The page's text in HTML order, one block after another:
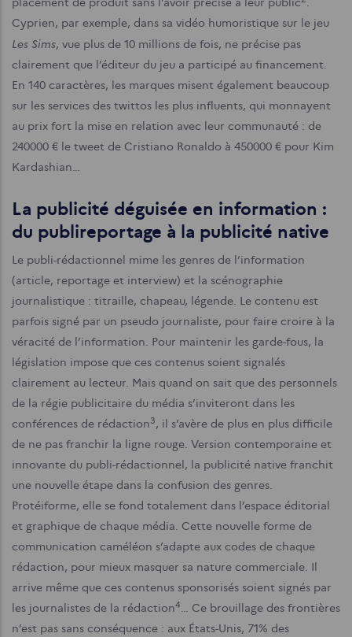
Cyprien, par exemple, dans sa vidéo humoristique sur le jeu
Les Sims, vue plus de 10 millions de fois, ne précise pas
clairement que l’éditeur du jeu a participé au financement.
En 140 caractères, les marques misent également beaucoup
sur les services des twittos les plus influents, qui monnayent
au prix fort la mise en relation avec leur communauté : de
240000 € le tweet de Cristiano Ronaldo à 450000 € pour Kim
Kardashian…
La publicité déguisée en information :
du publireportage à la publicité native
Le publi-rédactionnel mime les genres de l’information
(article, reportage et interview) et la scénographie
journalistique : titraille, chapeau, légende. Le contenu est
parfois signé par un pseudo journaliste, pour faire croire à la
véracité de l’information. Pour maintenir les garde-fous, la
législation impose que ces contenus soient signalés
clairement au lecteur. Mais quand on sait que des personnels
de la régie publicitaire du média s’inviteront dans les
conférences de rédaction3, il s’avère de plus en plus difficile
de ne pas franchir la ligne rouge. Version contemporaine et
innovante du publi-rédactionnel, la publicité native franchit
une nouvelle étape dans la confusion des genres.
Protéiforme, elle se fond totalement dans l’espace éditorial
et graphique de chaque média. Cette nouvelle forme de
communication caméléon s’adapte aux codes de chaque
rédaction, pour mieux masquer sa nature commerciale. Il
arrive même que ces contenus sponsorisés soient signés par
les journalistes de la rédaction4… Ce brouillage des frontières
n’est pas sans conséquence : aux États-Unis, 71% des